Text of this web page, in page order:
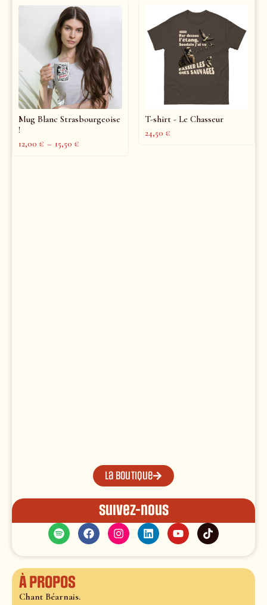
Mug Blanc Strasbourgeoise
!
12,00 € – 15,50 €
T-shirt - Le Chasseur
24,50 €
La boutique
Suivez-nous
À propos
Chant Béarnais.